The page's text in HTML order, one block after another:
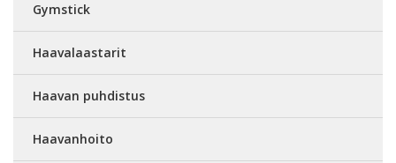
Gymstick
Haavalaastarit
Haavan puhdistus
Haavanhoito